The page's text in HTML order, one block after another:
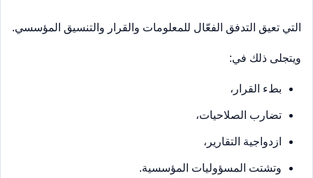
التي تعيق التدفق الفعّال للمعلومات والقرار والتنسيق المؤسسي.
ويتجلى ذلك في:
بطء القرار،
تضارب الصلاحيات،
ازدواجية التقارير،
وتشتت المسؤوليات المؤسسية.